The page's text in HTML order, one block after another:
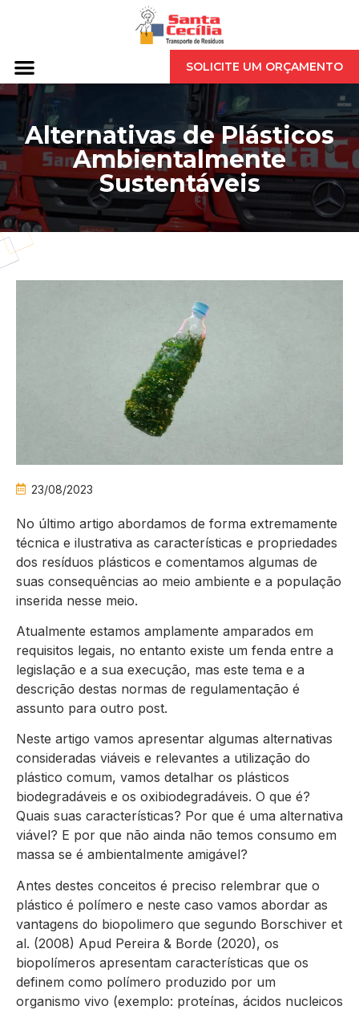
SOLICITE UM ORÇAMENTO
Alternativas de Plásticos
Ambientalmente
Sustentáveis
23/08/2023
No último artigo abordamos de forma extremamente
técnica e ilustrativa as características e propriedades
dos resíduos plásticos e comentamos algumas de
suas consequências ao meio ambiente e a população
inserida nesse meio.
Atualmente estamos amplamente amparados em
requisitos legais, no entanto existe um fenda entre a
legislação e a sua execução, mas este tema e a
descrição destas normas de regulamentação é
assunto para outro post.
Neste artigo vamos apresentar algumas alternativas
consideradas viáveis e relevantes a utilização do
plástico comum, vamos detalhar os plásticos
biodegradáveis e os oxibiodegradáveis. O que é?
Quais suas características? Por que é uma alternativa
viável? E por que não ainda não temos consumo em
massa se é ambientalmente amigável?
Antes destes conceitos é preciso relembrar que o
plástico é polímero e neste caso vamos abordar as
vantagens do biopolimero que segundo Borschiver et
al. (2008) Apud Pereira & Borde (2020), os
biopolímeros apresentam características que os
definem como polímero produzido por um
organismo vivo (exemplo: proteínas, ácidos nucleicos